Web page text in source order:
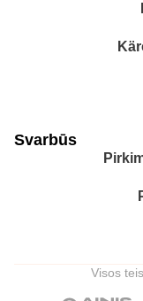
Svarbūs
Visos